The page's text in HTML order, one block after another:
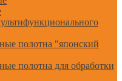
полотна "японский
полотна для обработки